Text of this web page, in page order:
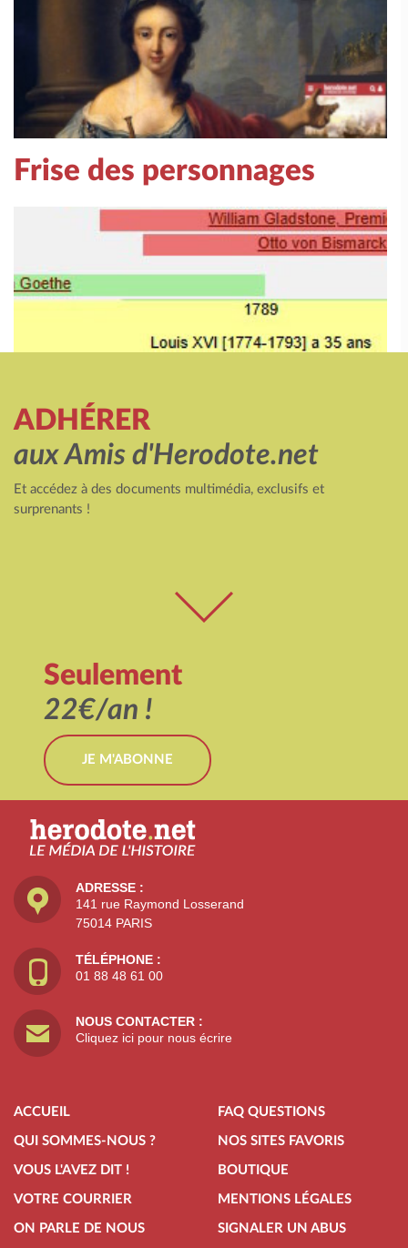
Frise des personnages
ADHÉRER
aux Amis d'Herodote.net
Et accédez à des documents multimédia, exclusifs et
surprenants !
Seulement
22€/an !
JE M'ABONNE
ADRESSE :
141 rue Raymond Losserand
75014 PARIS
TÉLÉPHONE :
01 88 48 61 00
NOUS CONTACTER :
Cliquez ici pour nous écrire
ACCUEIL
QUI SOMMES-NOUS ?
VOUS L'AVEZ DIT !
VOTRE COURRIER
ON PARLE DE NOUS
FAQ QUESTIONS
NOS SITES FAVORIS
BOUTIQUE
MENTIONS LÉGALES
SIGNALER UN ABUS